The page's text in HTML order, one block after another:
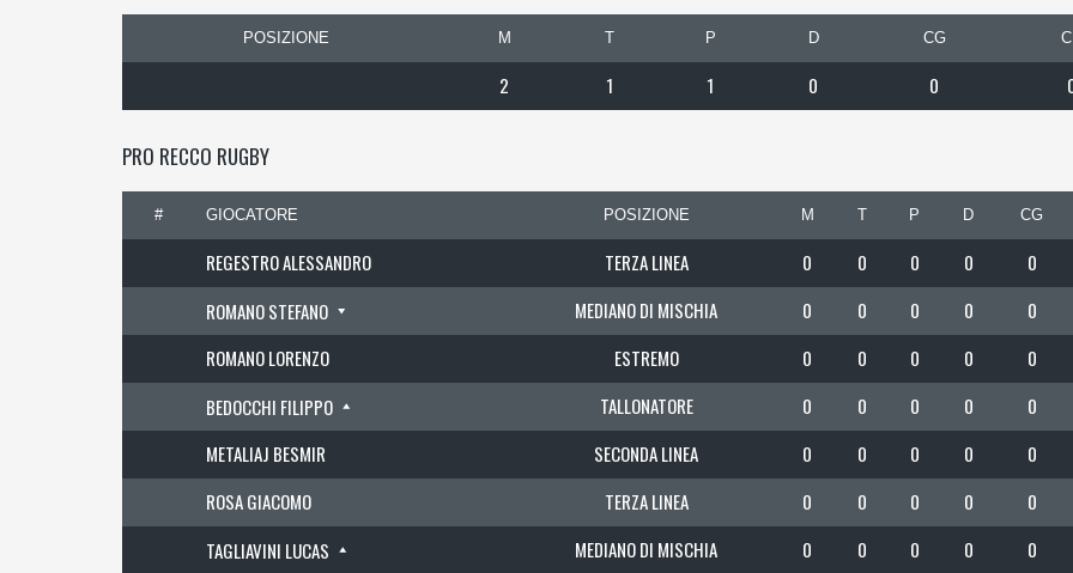
POSIZIONE M T P D CG
2 1 1 0 0
PRO RECCO RUGBY
# GIOCATORE POSIZIONE M T P D CG
REGESTRO ALESSANDRO TERZA LINEA 0 0 0 0 0
ROMANO STEFANO
MEDIANO DI MISCHIA 0 0 0 0 0
ROMANO LORENZO
ESTREMO 0 0 0 0 0
BEDOCCHI FILIPPO
TALLONATORE 0 0 0 0 0
METALIAJ BESMIR
SECONDA LINEA 0 0 0 0 0
ROSA GIACOMO
TERZA LINEA 0 0 0 0 0
TAGLIAVINI LUCAS
MEDIANO DI MISCHIA 0 0 0 0 0